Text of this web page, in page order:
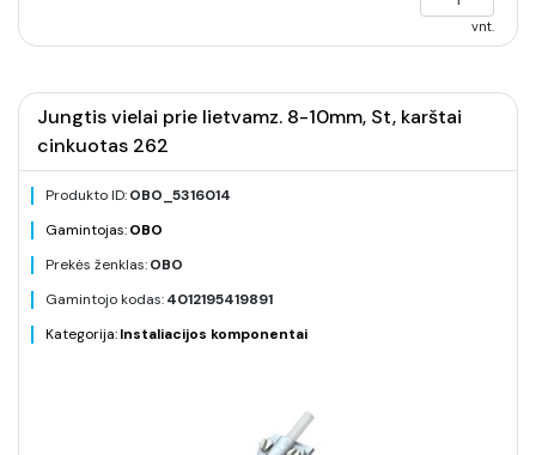
vnt.
Jungtis vielai prie lietvamz. 8-10mm, St, karštai
cinkuotas 262
Produkto ID:OBO_5316014
Gamintojas:OBO
Prekės ženklas:OBO
Gamintojo kodas:4012195419891
Kategorija:Instaliacijos komponentai